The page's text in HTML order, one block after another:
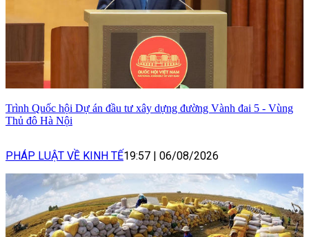
Trình Quốc hội Dự án đầu tư xây dựng đường Vành đai 5 - Vùng
Thủ đô Hà Nội
PHÁP LUẬT VỀ KINH TẾ19:57 06/08/2026